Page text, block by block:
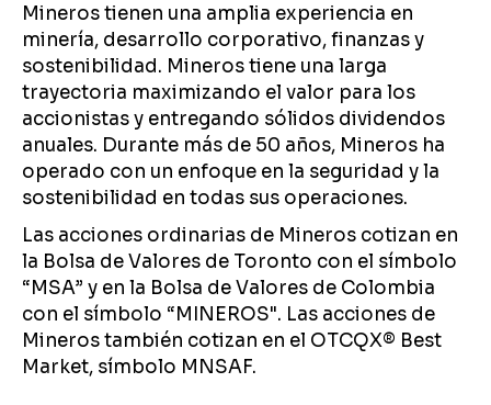
Mineros tienen una amplia experiencia en
minería, desarrollo corporativo, finanzas y
sostenibilidad. Mineros tiene una larga
trayectoria maximizando el valor para los
accionistas y entregando sólidos dividendos
anuales. Durante más de 50 años, Mineros ha
operado con un enfoque en la seguridad y la
sostenibilidad en todas sus operaciones.
Las acciones ordinarias de Mineros cotizan en
la Bolsa de Valores de Toronto con el símbolo
“MSA” y en la Bolsa de Valores de Colombia
con el símbolo “MINEROS". Las acciones de
Mineros también cotizan en el OTCQX® Best
Market, símbolo MNSAF.